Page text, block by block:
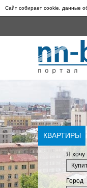
Сайт собирает cookie, данные
КВАРТИРЫ
Я хочу
Город